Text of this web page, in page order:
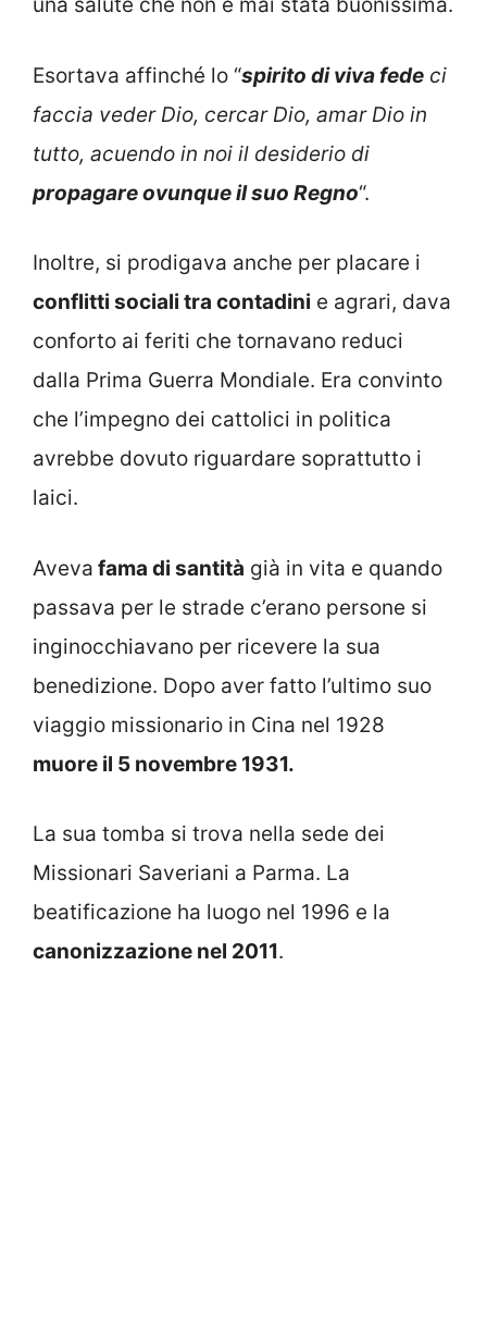
una salute che non è mai stata buonissima.
Esortava affinché lo “spirito di viva fede ci
faccia veder Dio, cercar Dio, amar Dio in
tutto, acuendo in noi il desiderio di
propagare ovunque il suo Regno“.
Inoltre, si prodigava anche per placare i
conflitti sociali tra contadini e agrari, dava
conforto ai feriti che tornavano reduci
dalla Prima Guerra Mondiale. Era convinto
che l’impegno dei cattolici in politica
avrebbe dovuto riguardare soprattutto i
laici.
Aveva fama di santità già in vita e quando
passava per le strade c’erano persone si
inginocchiavano per ricevere la sua
benedizione. Dopo aver fatto l’ultimo suo
viaggio missionario in Cina nel 1928
muore il 5 novembre 1931.
La sua tomba si trova nella sede dei
Missionari Saveriani a Parma. La
beatificazione ha luogo nel 1996 e la
canonizzazione nel 2011.